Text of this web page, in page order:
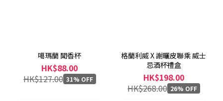
噶瑪蘭 聞香杯
HK$88.00
HK$127.00 31% OFF
格蘭利威 X 謝曬皮聯乘 威士
忌酒杯禮盒
HK$198.00
HK$268.00 26% OFF